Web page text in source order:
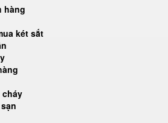
hàng
két sắt